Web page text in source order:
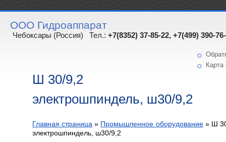
ООО Гидроаппарат
Чебоксары (Россия) Тел.: +7(8352) 37-85-22, +7(499) 390-
Карта
Ш 30/9,2
электрошпиндель, ш30/9,2
Главная страница » Промышленное оборудование »Ш
электрошпиндель, ш30/9,2